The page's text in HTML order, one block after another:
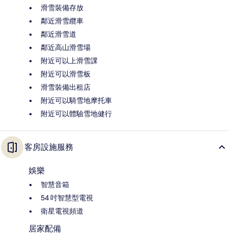
滑雪裝備存放
鄰近滑雪纜車
鄰近滑雪道
鄰近高山滑雪場
附近可以上滑雪課
附近可以滑雪板
滑雪裝備出租店
附近可以騎雪地摩托車
附近可以體驗雪地健行
客房設施服務
娛樂
智慧音箱
54 吋智慧型電視
衛星電視頻道
居家配備